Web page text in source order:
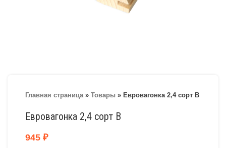
Главная страница» Товары » Евровагонка 2,4 сорт В
Евровагонка 2,4 сорт В
945 ₽